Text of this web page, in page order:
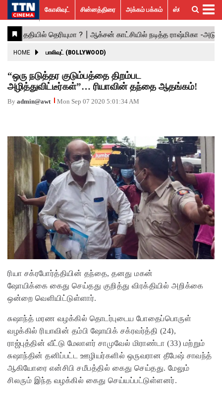
கோலிவுட்
சின்னத்திரை
பாலிவுட்
ஹாலிவுட்
அக்கம்
பக்கம்
ஸ்பெஷல்
ஸ்டோரீஸ்
விமர்சனம்
GALLERY
ACTRESS
ACTORS
MOVIESTILLS
EVENTS
VIDEOS
What’s
Hot
Trending
News
கோலிவுட் சின்னத்திரை அக்கம் பக்கம் ஸ்பெஷல் ஸ்டோரீஸ்
HOME பாலிவுட் (BOLLYWOOD)
“ஒரு நடுத்தர குடும்பத்தை திறம்பட
அழித்துவிட்டீர்கள்”… ரியாவின் தந்தை ஆதங்கம்!
By admin@awt Mon Sep 07 2020 5:01:34 AM
ரியா சக்ரபோர்த்தியின் தந்தை, தனது மகன்
ஷோயிக்கை கைது செய்தது குறித்து விரக்தியில் அறிக்கை
ஒன்றை வெளியிட்டுள்ளார்.
சுஷாந்த் மரண வழக்கில் தொடர்புடைய போதைப்பொருள்
வழக்கில் ரியாவின் தம்பி ஷோயிக் சக்ரவர்த்தி (24),
ராஜ்புத்தின் வீட்டு மேலாளர் சாமுவேல் மிராண்டா (33) மற்றும்
சுஷாந்தின் தனிப்பட்ட ஊழியர்களில் ஒருவரான தீபேஷ் சாவந்த்
ஆகியோரை என்சிபி சமீபத்தில் கைது செய்தது. மேலும்
சிலரும் இந்த வழக்கில் கைது செய்யப்பட்டுள்ளனர்.